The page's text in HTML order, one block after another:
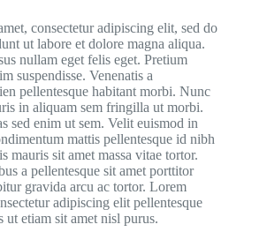
consectetur adipiscing elit, sed do
ut labore et dolore magna aliqua.
nullam eget felis eget. Pretium
suspendisse. Venenatis a
pellentesque habitant morbi. Nunc
in aliquam sem fringilla ut morbi.
sed enim ut sem. Velit euismod in
mattis pellentesque id nibh
mauris sit amet massa vitae tortor.
a pellentesque sit amet porttitor
gravida arcu ac tortor. Lorem
adipiscing elit pellentesque
ut etiam sit amet nisl purus.